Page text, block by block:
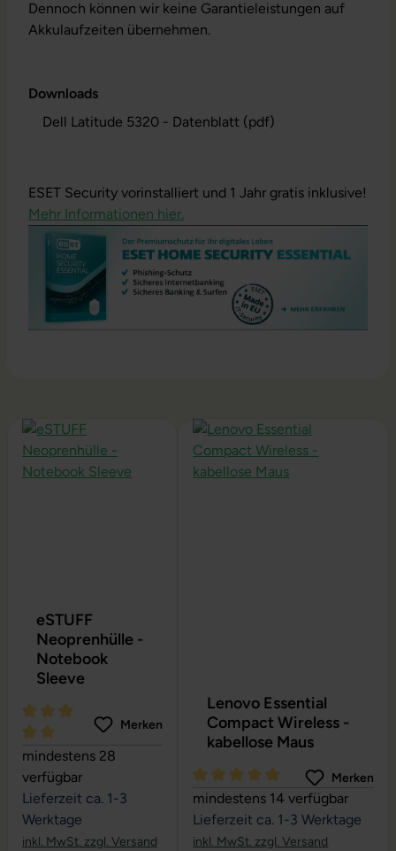
Dennoch können wir keine Garantieleistungen auf
Akkulaufzeiten übernehmen.
Downloads
Dell Latitude 5320 - Datenblatt (pdf)
ESET Security vorinstalliert und 1 Jahr gratis inklusive!
Mehr Informationen hier.
Produktgalerie überspringen
eSTUFF
Neoprenhülle -
Notebook
Sleeve
Durchschnittliche Bewertung von 5 von 5 Sternen
Merken
mindestens 28
verfügbar
Lieferzeit ca. 1-3
Werktage
inkl. MwSt. zzgl. Versand
Lenovo Essential
Compact Wireless -
kabellose Maus
Durchschnittliche Bewertung
Merken
mindestens 14 verfügbar
Lieferzeit ca. 1-3 Werktage
inkl. MwSt. zzgl. Versand